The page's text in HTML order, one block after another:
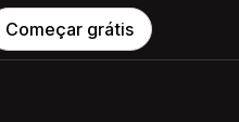
Começar grátis